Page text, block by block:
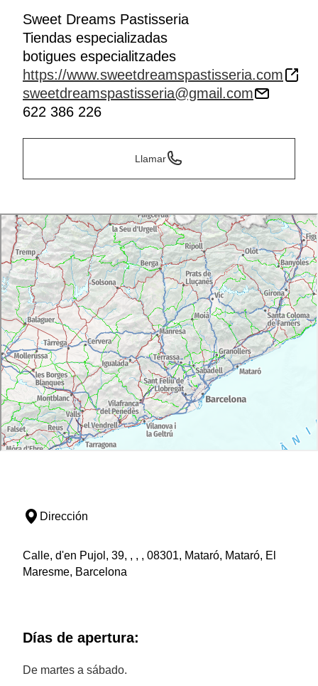
Sweet Dreams Pastisseria
Tiendas especializadas
botigues especialitzades
https://www.sweetdreamspastisseria.com
sweetdreamspastisseria@gmail.com
622 386 226
Llamar
Dirección
Calle, d'en Pujol, 39, , , , 08301, Mataró, Mataró, El
Maresme, Barcelona
Días de apertura:
De martes a sábado.